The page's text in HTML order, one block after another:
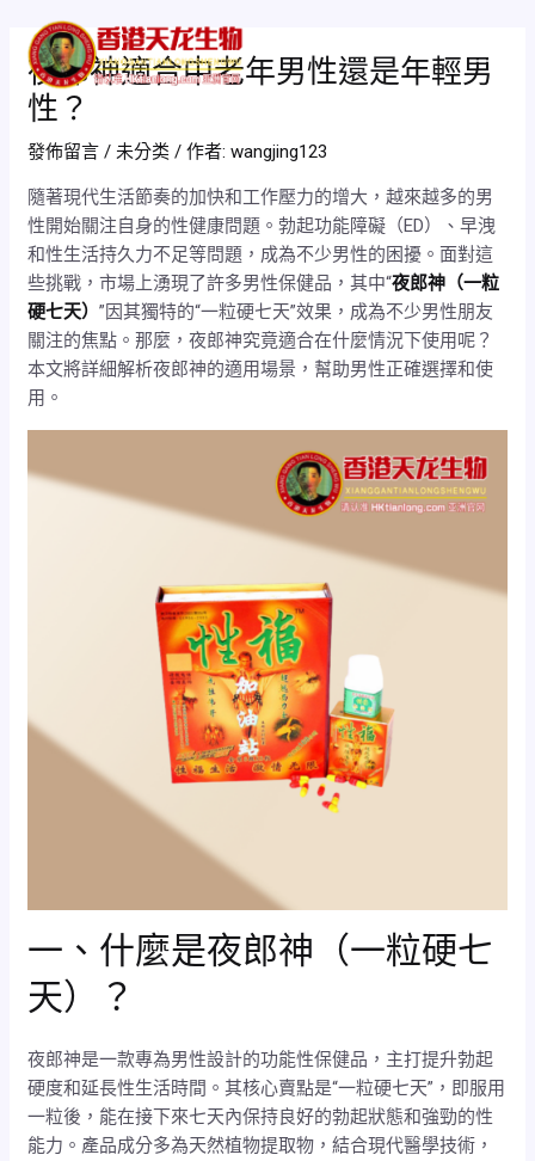
夜郎神適合中老年男性還是年輕男
性？
發佈留言 / 未分类 / 作者:wangjing123
隨著現代生活節奏的加快和工作壓力的增大，越來越多的男
性開始關注自身的性健康問題。勃起功能障礙（ED）、早洩
和性生活持久力不足等問題，成為不少男性的困擾。面對這
些挑戰，市場上湧現了許多男性保健品，其中“夜郎神（一粒
硬七天）”因其獨特的“一粒硬七天”效果，成為不少男性朋友
關注的焦點。那麼，夜郎神究竟適合在什麼情況下使用呢？
本文將詳細解析夜郎神的適用場景，幫助男性正確選擇和使
用。
一、什麼是夜郎神（一粒硬七
天）？
夜郎神是一款專為男性設計的功能性保健品，主打提升勃起
硬度和延長性生活時間。其核心賣點是“一粒硬七天”，即服用
一粒後，能在接下來七天內保持良好的勃起狀態和強勁的性
能力。產品成分多為天然植物提取物，結合現代醫學技術，
navigation